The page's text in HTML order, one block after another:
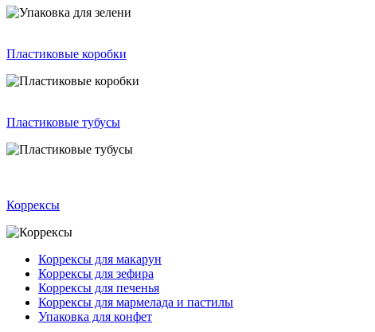
Пластиковые коробки
Пластиковые тубусы
Коррексы
Коррексы для макарун
Коррексы для зефира
Коррексы для печенья
Коррексы для мармелада и пастилы
Упаковка для конфет